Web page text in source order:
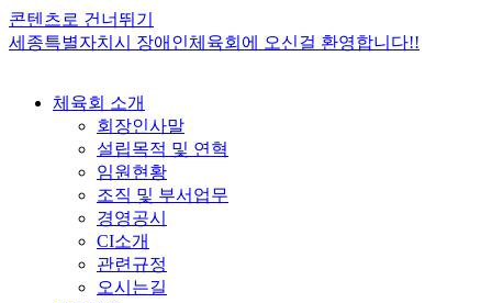
콘텐츠로 건너뛰기
세종특별자치시 장애인체육회에 오신걸 환영합니다!!
체육회 소개
회장인사말
설립목적 및 연혁
임원현황
조직 및 부서업무
경영공시
CI소개
관련규정
오시는길